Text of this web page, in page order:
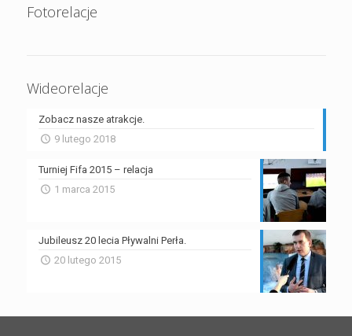
Fotorelacje
Wideorelacje
Zobacz nasze atrakcje.
9 lutego 2018
Turniej Fifa 2015 – relacja
1 marca 2015
Jubileusz 20 lecia Pływalni Perła.
20 lutego 2015